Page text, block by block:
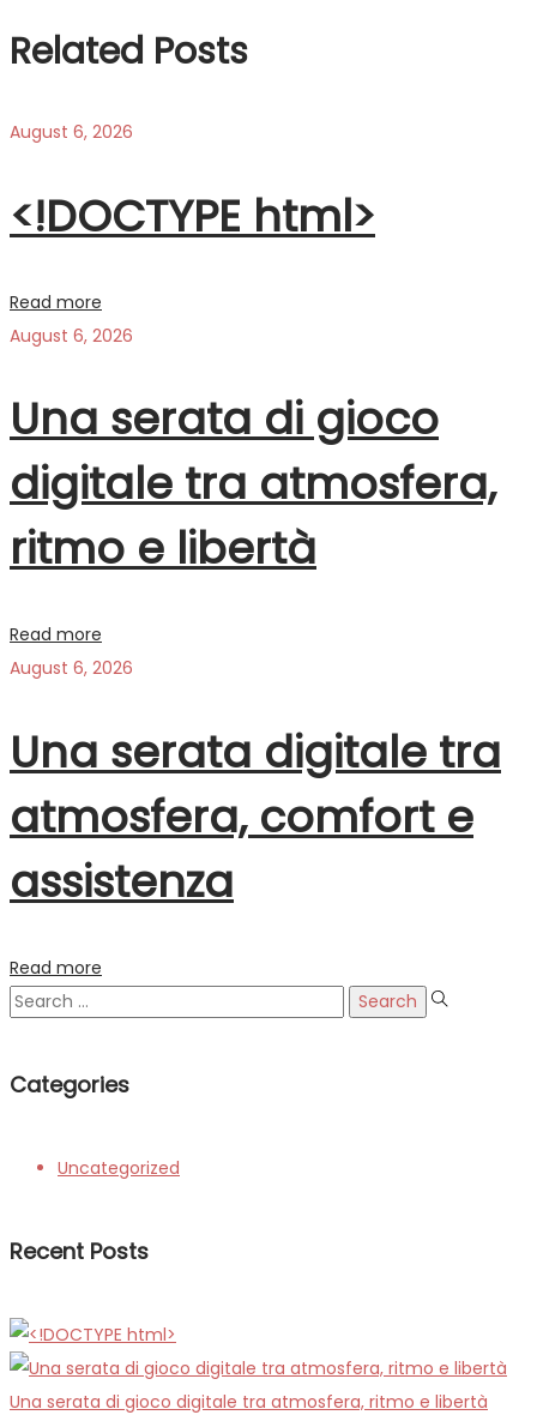
Related Posts
August 6, 2026
<!DOCTYPE html>
Read more
August 6, 2026
Una serata di gioco
digitale tra atmosfera,
ritmo e libertà
Read more
August 6, 2026
Una serata digitale tra
atmosfera, comfort e
assistenza
Read more
Search
Categories
Uncategorized
Recent Posts
Una serata di gioco digitale tra atmosfera, ritmo e libertà